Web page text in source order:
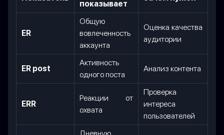
показывает
ER
Общую
вовлеченность
аккаунта
Оценка качества
аудитории
ER post
Активность
одного поста
Анализ контента
ERR
Реакции от
охвата
Проверка
интереса
пользователей